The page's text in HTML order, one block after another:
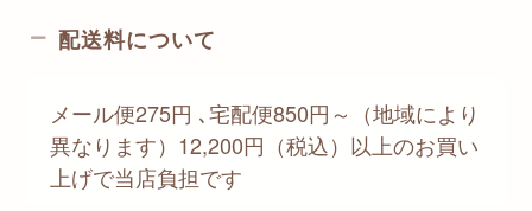
配送料について
メール便275円 ､宅配便850円～（地域により
異なります）12,200円（税込）以上のお買い
上げで当店負担です